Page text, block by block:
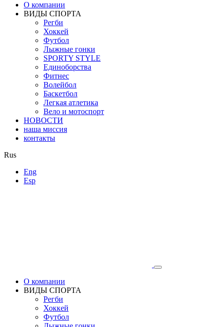
О компании
ВИДЫ СПОРТА
Регби
Хоккей
Футбол
Лыжные гонки
SPORTY STYLE
Единоборства
Фитнес
Волейбол
Баскетбол
Легкая атлетика
Вело и мотоспорт
НОВОСТИ
наша миссия
контакты
Rus
Eng
Esp
О компании
ВИДЫ СПОРТА
Регби
Хоккей
Футбол